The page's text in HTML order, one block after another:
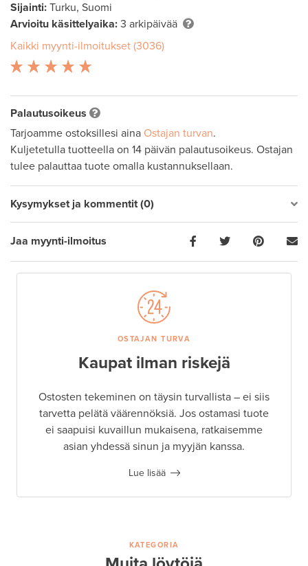
Sijainti: Turku, Suomi
Arvioitu käsittelyaika: 3 arkipäivää
Kaikki myynti-ilmoitukset (3036)
Palautusoikeus
Tarjoamme ostoksillesi aina Ostajan turvan.
Kuljetetulla tuotteella on 14 päivän palautusoikeus. Ostajan
tulee palauttaa tuote omalla kustannuksellaan.
Kysymykset ja kommentit (0)
Jaa myynti-ilmoitus
OSTAJAN TURVA
Kaupat ilman riskejä
Ostosten tekeminen on täysin turvallista – ei siis
tarvetta pelätä väärennöksiä. Jos ostamasi tuote
ei saapuisi kuvaillun mukaisena, ratkaisemme
asian yhdessä sinun ja myyjän kanssa.
Lue lisää
KATEGORIA